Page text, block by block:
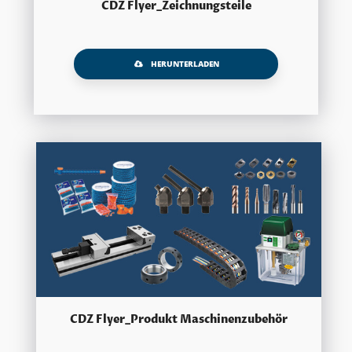
CDZ Flyer_Zeichnungsteile
HERUNTERLADEN
CDZ Flyer_Produkt Maschinenzubehör